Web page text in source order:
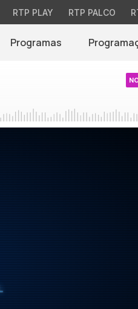
RTP PLAY RTP PALCO
Programas